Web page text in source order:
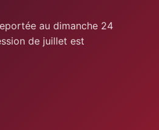
au dimanche 24
de juillet est